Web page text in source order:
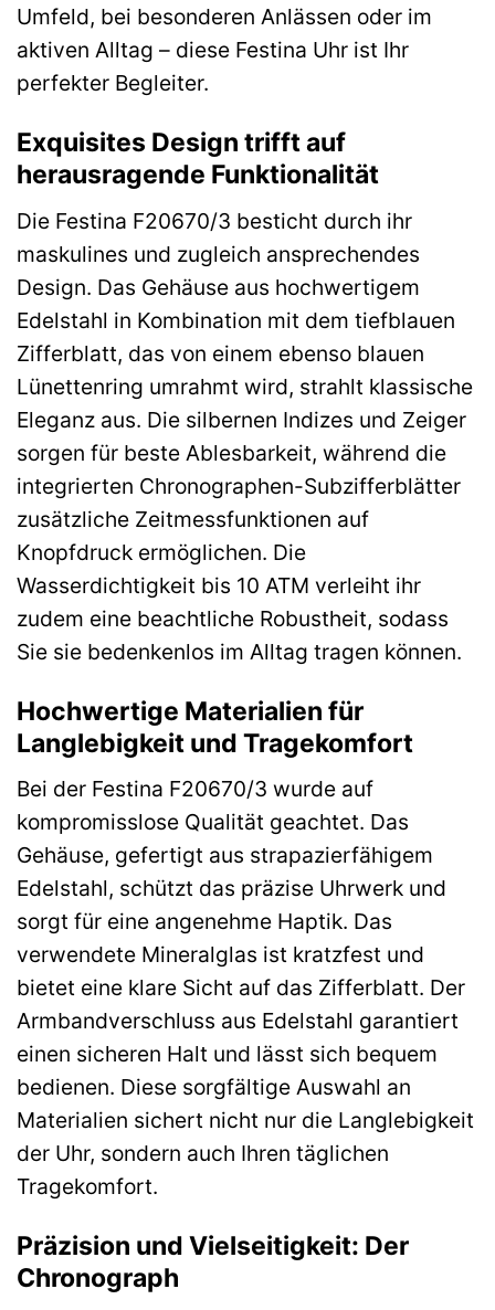
Umfeld, bei besonderen Anlässen oder im
aktiven Alltag – diese Festina Uhr ist Ihr
perfekter Begleiter.
Exquisites Design trifft auf
herausragende Funktionalität
Die Festina F20670/3 besticht durch ihr
maskulines und zugleich ansprechendes
Design. Das Gehäuse aus hochwertigem
Edelstahl in Kombination mit dem tiefblauen
Zifferblatt, das von einem ebenso blauen
Lünettenring umrahmt wird, strahlt klassische
Eleganz aus. Die silbernen Indizes und Zeiger
sorgen für beste Ablesbarkeit, während die
integrierten Chronographen-Subzifferblätter
zusätzliche Zeitmessfunktionen auf
Knopfdruck ermöglichen. Die
Wasserdichtigkeit bis 10 ATM verleiht ihr
zudem eine beachtliche Robustheit, sodass
Sie sie bedenkenlos im Alltag tragen können.
Hochwertige Materialien für
Langlebigkeit und Tragekomfort
Bei der Festina F20670/3 wurde auf
kompromisslose Qualität geachtet. Das
Gehäuse, gefertigt aus strapazierfähigem
Edelstahl, schützt das präzise Uhrwerk und
sorgt für eine angenehme Haptik. Das
verwendete Mineralglas ist kratzfest und
bietet eine klare Sicht auf das Zifferblatt. Der
Armbandverschluss aus Edelstahl garantiert
einen sicheren Halt und lässt sich bequem
bedienen. Diese sorgfältige Auswahl an
Materialien sichert nicht nur die Langlebigkeit
der Uhr, sondern auch Ihren täglichen
Tragekomfort.
Präzision und Vielseitigkeit: Der
Chronograph